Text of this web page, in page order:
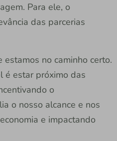
Para ele, o
das parcerias
estamos no caminho certo.
é estar próximo das
o
o nosso alcance e nos
e impactando